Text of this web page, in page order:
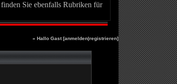
Sie ebenfalls Rubriken für
» Hallo Gast [anmelden|registrieren]